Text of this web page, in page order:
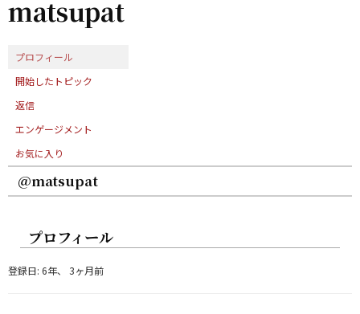
ム
matsupat
プロフィール
開始したトピック
返信
エンゲージメント
お気に入り
@matsupat
プロフィール
登録日: 6年、 3ヶ月前